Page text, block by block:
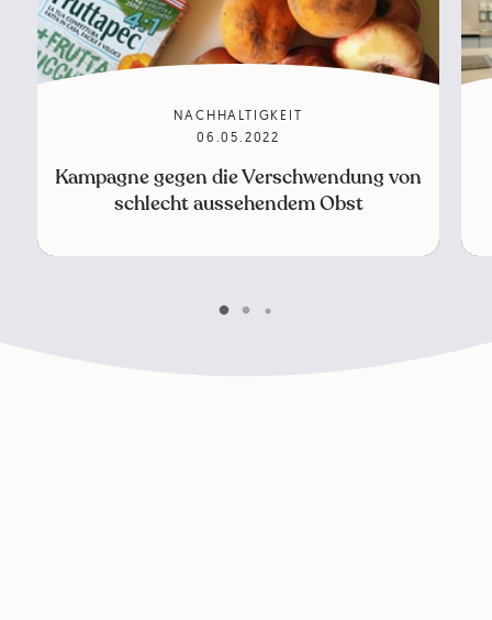
NACHHALTIGKEIT
06.05.2022
Kampagne gegen die Verschwendung von
schlecht aussehendem Obst